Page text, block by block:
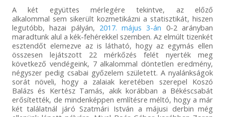
A két együttes mérlegére tekintve, az előző
alkalommal sem sikerült kozmetikázni a statisztikát, hiszen
legutóbb, hazai pályán, 2017. május 3-án 0-2 arányban
maradtunk alul a kék-fehérekkel szemben. Az elmúlt tizenkét
esztendőt elemezve az is látható, hogy az egymás ellen
összesen lejátszott 22 mérkőzés felét nyerték meg
következő vendégeink, 7 alkalommal döntetlen eredmény,
négyszer pedig csabai győzelem született. A nyalánkságok
sorát növeli, hogy a zalaiak keretében szerepel Koszó
Balázs és Kertész Tamás, akik korábban a Békéscsabát
erősítették, de mindenképpen említésre méltó, hogy a már
két találatnál járó Szatmári István a májusi derbin még